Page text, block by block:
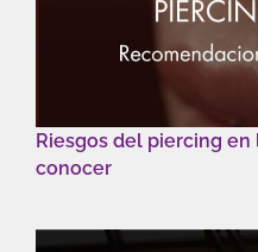
Riesgos del piercing
conocer